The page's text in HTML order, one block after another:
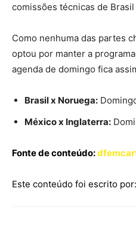
comissões técnicas de
Como nenhuma das partes
optou por manter a
agenda de domingo fica
Brasil x Noruega:
México x Inglaterra:
Fonte de conteúdo:
Este conteúdo foi escrito por: